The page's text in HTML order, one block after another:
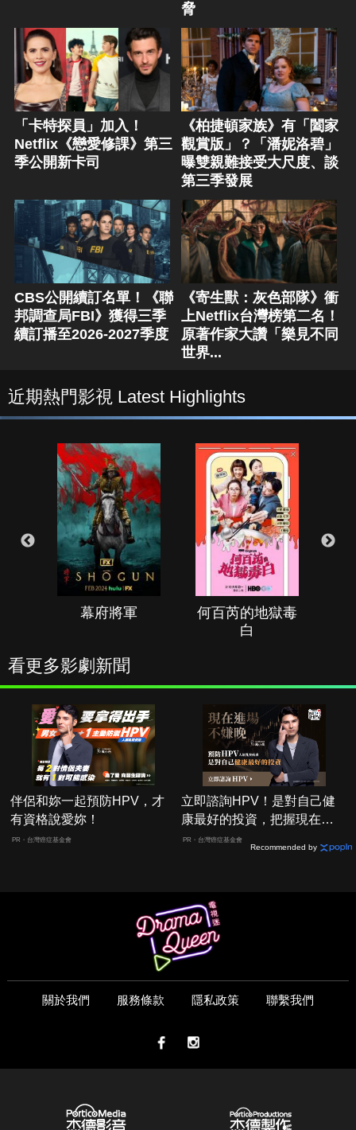
脅
「卡特探員」加入！
Netflix《戀愛修課》第三
季公開新卡司
《柏捷頓家族》有「闔家
觀賞版」？「潘妮洛碧」
曝雙親難接受大尺度、談
第三季發展
CBS公開續訂名單！《聯
邦調查局FBI》獲得三季
續訂播至2026-2027季度
《寄生獸：灰色部隊》衝
上Netflix台灣榜第二名！
原著作家大讚「樂見不同
世界...
近期熱門影視 Latest Highlights
幕府將軍
何百芮的地獄毒
白
看更多影劇新聞
伴侶和妳一起預防HPV，才
有資格說愛妳！
PR・台灣癌症基金會
立即諮詢HPV！是對自己健
康最好的投資，把握現在不
嫌晚！
PR・台灣癌症基金會
Recommended by
關於我們 服務條款 隱私政策 聯繫我們